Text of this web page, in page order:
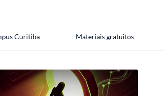
Curitiba Materiais gratuitos